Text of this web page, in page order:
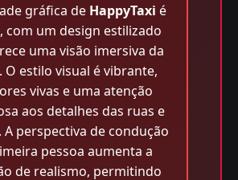
gráfica de HappyTaxi é
com um design estilizado
uma visão imersiva da
O estilo visual é vibrante,
vivas e uma atenção
aos detalhes das ruas e
A perspectiva de condução
pessoa aumenta a
de realismo, permitindo